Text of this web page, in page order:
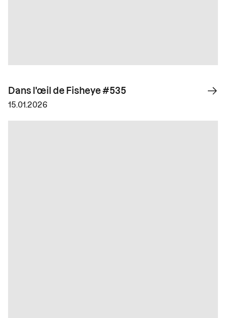
Dans l'œil de Fisheye #535
15.01.2026